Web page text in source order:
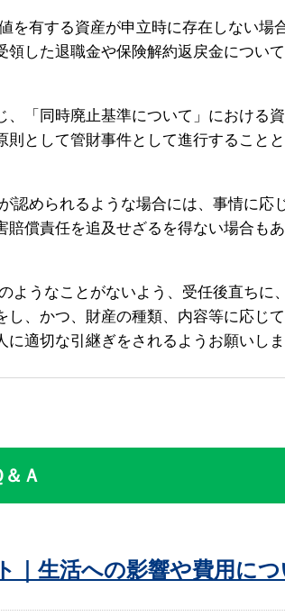
を有する資産が申立時に存在しない場
した退職金や保険解約返戻金につい
「同時廃止基準について」における
として管財事件として進行すること
認められるような場合には、事情に応
償責任を追及せざるを得ない場合も
ようなことがないよう、受任後直ちに
、かつ、財産の種類、内容等に応じ
適切な引継ぎをされるようお願いしま
Ａ
｜生活への影響や費用につ